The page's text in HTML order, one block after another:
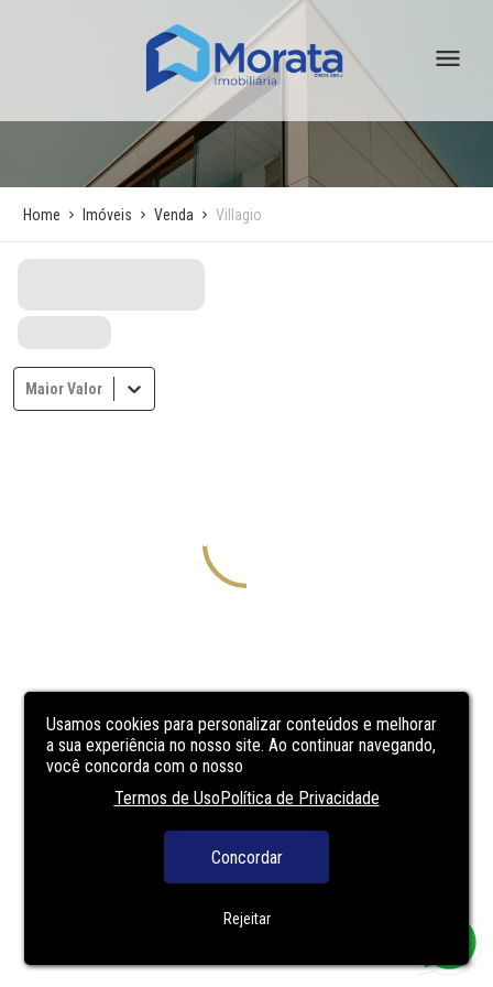
Usamos cookies para personalizar conteúdos e melhorar
a sua experiência no nosso site. Ao continuar navegando,
você concorda com o nosso
Termos de UsoPolítica de Privacidade
Concordar
Rejeitar
Home Imóveis Venda Villagio
Maior Valor